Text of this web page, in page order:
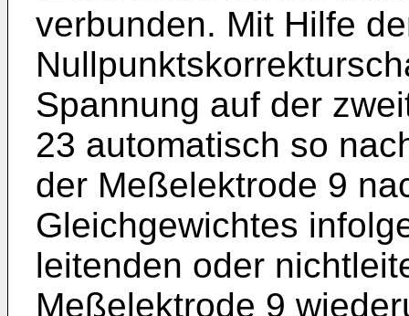
verbunden. Mit Hilfe
Spannung auf der
23 automatisch so
der Meßelektrode 9
Gleichgewichtes
leitenden oder
Meßelektrode 9